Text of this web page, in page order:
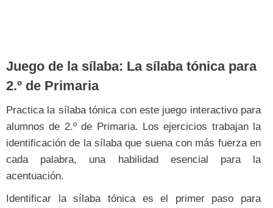
Juego de la sílaba: La sílaba tónica para
2.º de Primaria
Practica la sílaba tónica con este juego interactivo para
alumnos de 2.º de Primaria. Los ejercicios trabajan la
identificación de la sílaba que suena con más fuerza en
cada palabra, una habilidad esencial para la
acentuación.
Identificar la sílaba tónica es el primer paso para